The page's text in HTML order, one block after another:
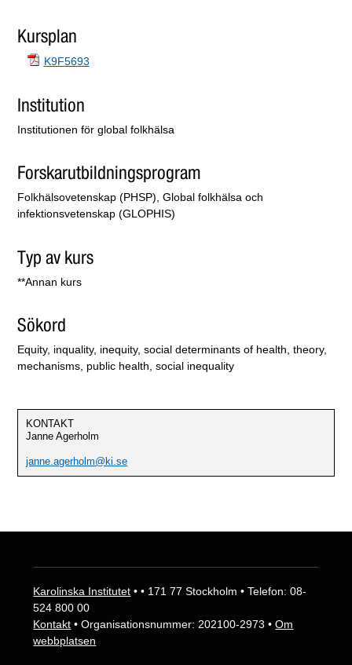
Kursplan
K9F5693
Institution
Institutionen för global folkhälsa
Forskarutbildningsprogram
Folkhälsovetenskap (PHSP), Global folkhälsa och
infektionsvetenskap (GLOPHIS)
Typ av kurs
**Annan kurs
Sökord
Equity, inquality, inequity, social determinants of health, theory,
mechanisms, public health, social inequality
KONTAKT
Janne Agerholm
janne.agerholm@ki.se
Karolinska Institutet • • 171 77 Stockholm • Telefon: 08-
524 800 00
Kontakt • Organisationsnummer: 202100-2973 •Om
webbplatsen